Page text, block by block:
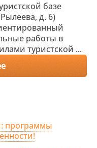
базе
д. 6)
работы в
туристской ...
программы